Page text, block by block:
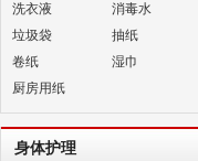
洗衣液
消毒水
垃圾袋
抽纸
卷纸
湿巾
厨房用纸
身体护理